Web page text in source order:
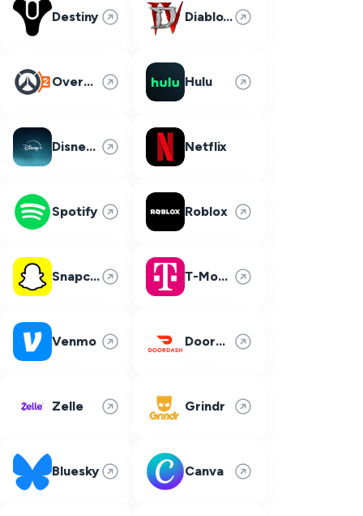
Destiny Diablo 4
Overwatch 2 Hulu
Disney Plus Netflix
Spotify Roblox
Snapchat T-Mobile
Venmo DoorDash
Zelle Grindr
Bluesky Canva